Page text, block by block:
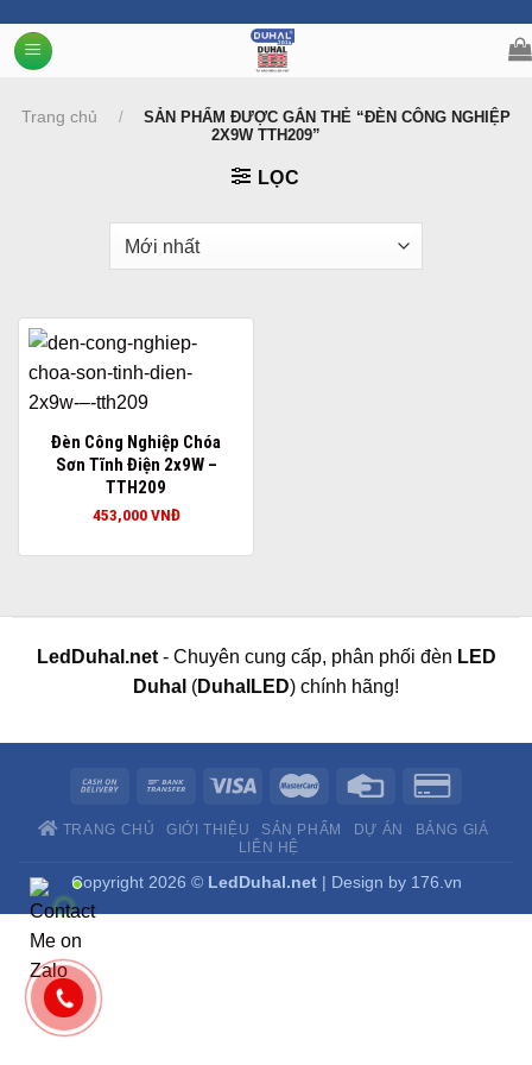
đến
nội
Trang chủ /
SẢN PHẨM ĐƯỢC GẮN THẺ “ĐÈN CÔNG NGHIỆP
2X9W TTH209”
LỌC
Đèn Công Nghiệp Chóa
Sơn Tĩnh Điện 2x9W –
TTH209
453,000VNĐ
LedDuhal.net- Chuyên cung cấp, phân phối đèn LED
Duhal (DuhalLED) chính hãng!
TRANG CHỦ GIỚI THIỆU SẢN PHẨM DỰ ÁN
BẢNG GIÁ
LIÊN HỆ
Copyright 2026 © LedDuhal.net| Design by 176.vn